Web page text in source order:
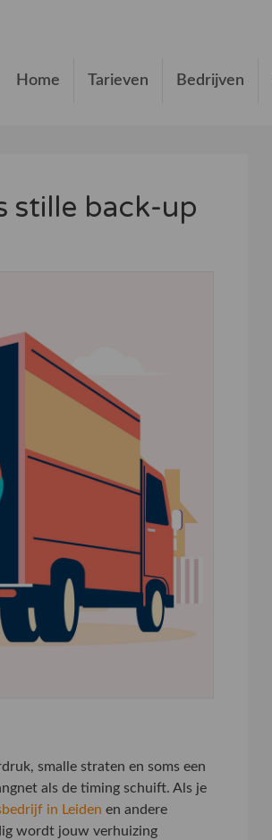
Home Tarieven Bedrijven
stille back-up
smalle straten en soms een
als de timing schuift. Als je
in Leiden en andere
wordt jouw verhuizing